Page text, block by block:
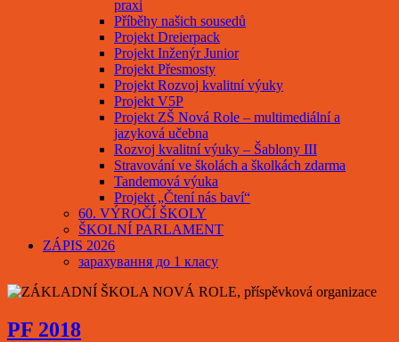
praxi
Příběhy našich sousedů
Projekt Dreierpack
Projekt Inženýr Junior
Projekt Přesmosty
Projekt Rozvoj kvalitní výuky
Projekt V5P
Projekt ZŠ Nová Role – multimediální a
jazyková učebna
Rozvoj kvalitní výuky – Šablony III
Stravování ve školách a školkách zdarma
Tandemová výuka
Projekt „Čtení nás baví“
60. VÝROČÍ ŠKOLY
ŠKOLNÍ PARLAMENT
ZÁPIS 2026
зарахування до 1 класу
PF 2018